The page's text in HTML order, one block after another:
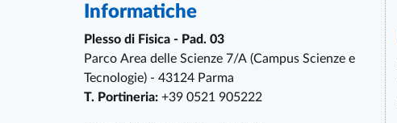
Informatiche
Plesso di Fisica - Pad. 03
Parco Area delle Scienze 7/A (Campus Scienze e
Tecnologie) - 43124 Parma
T. Portineria: +39 0521 905222